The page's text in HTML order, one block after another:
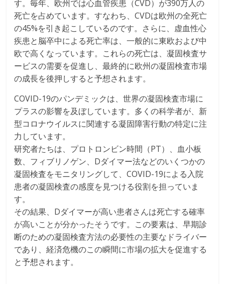
す。毎年、欧州では心血管疾患（CVD）が390万人の
死亡を占めています。すなわち、CVDは欧州の全死亡
の45%を引き起こしているのです。さらに、虚血性心
疾患と脳卒中による死亡率は、一般的に東欧および中
欧で高くなっています。これらの死亡は、凝固検査サ
ービスの需要を促進し、最終的に欧州の凝固検査市場
の成長を後押しすると予想されます。
COVID-19のパンデミックは、世界の凝固検査市場に
プラスの影響を及ぼしています。多くの科学者が、新
型コロナウイルスに関連する凝固障害行動の特定に注
力しています。
研究者たちは、プロトロンビン時間（PT）、血小板
数、フィブリノゲン、Dダイマー法などのいくつかの
凝固検査をモニタリングして、COVID-19による入院
患者の凝固検査の感度を見つける役割を担っていま
す。
その結果、Dダイマーが高い患者さんは死亡する確率
が高いことが分かったそうです。この要素は、早期診
断のための凝固検査方法の必要性の主要なドライバー
であり、経済危機のこの瞬間に市場の拡大を促進する
と予想されます。